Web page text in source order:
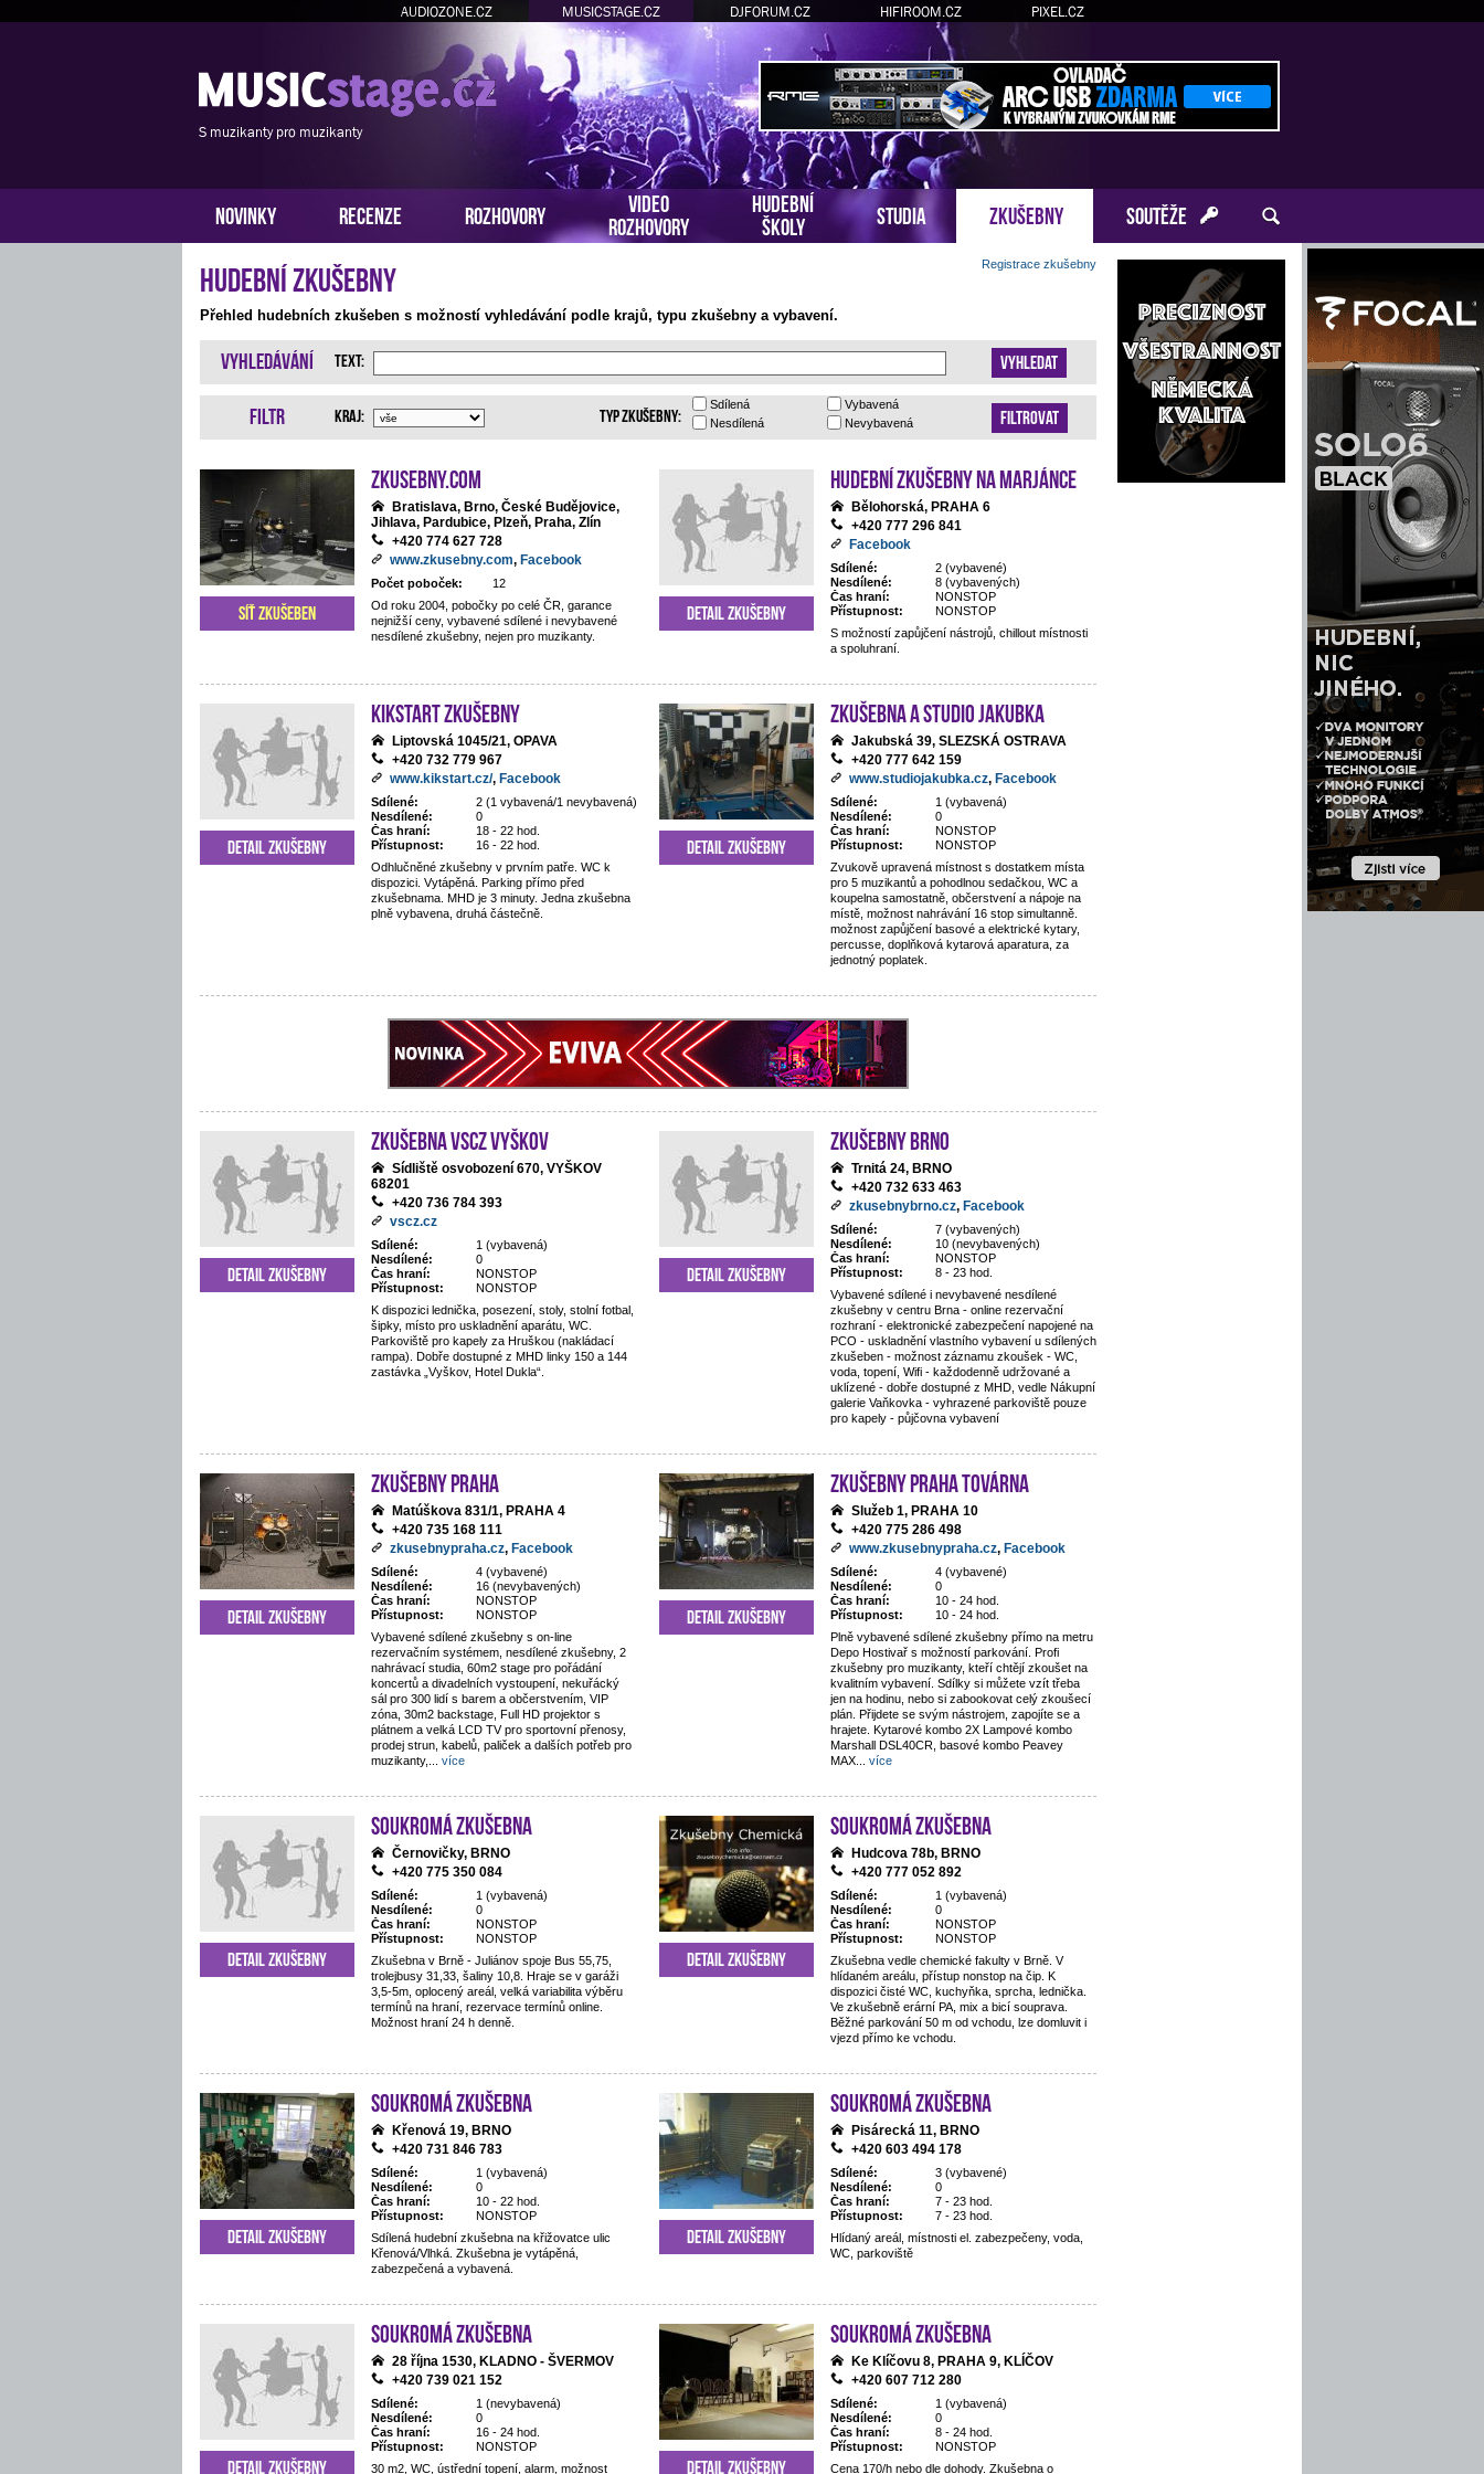
AUDIOZONE.CZ MUSICSTAGE.CZ DJFORUM.CZ HIFIROOM.CZ PIXEL.CZ
S muzikanty pro muzikanty
NOVINKY RECENZE ROZHOVORY
VIDEO
ROZHOVORY
HUDEBNÍ
ŠKOLY
STUDIA ZKUŠEBNY SOUTĚŽE
Hudební zkušebny Registrace zkušebny
Přehled hudebních zkušeben s možností vyhledávání podle krajů, typu zkušebny a vybavení.
Vyhledávání Vyhledat
Text:
Filtr Filtrovat
Kraj:
Vybavená
Nevybavená
Sdílená
Nesdílená
Typ zkušebny:
Zkusebny.com
Bratislava, Brno, České Budějovice,
Jihlava, Pardubice, Plzeň, Praha, Zlín
+420 774 627 728
www.zkusebny.com, Facebook
Počet poboček:
12
Od roku 2004, pobočky po celé ČR, garance
nejnižší ceny, vybavené sdílené i nevybavené
nesdílené zkušebny, nejen pro muzikanty.
Síť zkušeben
Hudební zkušebny Na Marjánce
Bělohorská, PRAHA 6
+420 777 296 841
Facebook
Sdílené:
2 (vybavené)
Nesdílené:
8 (vybavených)
Čas hraní:
NONSTOP
Přístupnost:
NONSTOP
S možností zapůjčení nástrojů, chillout místnosti
a spoluhraní.
Detail zkušebny
Kikstart zkušebny
Liptovská 1045/21, OPAVA
+420 732 779 967
www.kikstart.cz/, Facebook
Sdílené:
2 (1 vybavená/1 nevybavená)
Nesdílené:
0
Čas hraní:
18 - 22 hod.
Přístupnost:
16 - 22 hod.
Odhlučněné zkušebny v prvním patře. WC k
dispozici. Vytápěná. Parking přímo před
zkušebnama. MHD je 3 minuty. Jedna zkušebna
plně vybavena, druhá částečně.
Detail zkušebny
Zkušebna a studio Jakubka
Jakubská 39, SLEZSKÁ OSTRAVA
+420 777 642 159
www.studiojakubka.cz, Facebook
Sdílené:
1 (vybavená)
Nesdílené:
0
Čas hraní:
NONSTOP
Přístupnost:
NONSTOP
Zvukově upravená místnost s dostatkem místa
pro 5 muzikantů a pohodlnou sedačkou, WC a
koupelna samostatně, občerstvení a nápoje na
místě, možnost nahrávání 16 stop simultanně.
možnost zapůjčení basové a elektrické kytary,
percusse, doplňková kytarová aparatura, za
jednotný poplatek.
Detail zkušebny
Zkušebna VSCZ Vyškov
Sídliště osvobození 670, VYŠKOV
68201
+420 736 784 393
vscz.cz
Sdílené:
1 (vybavená)
Nesdílené:
0
Čas hraní:
NONSTOP
Přístupnost:
NONSTOP
K dispozici lednička, posezení, stoly, stolní fotbal,
šipky, místo pro uskladnění aparátu, WC.
Parkoviště pro kapely za Hruškou (nakládací
rampa). Dobře dostupné z MHD linky 150 a 144
zastávka „Vyškov, Hotel Dukla“.
Detail zkušebny
Zkušebny Brno
Trnitá 24, BRNO
+420 732 633 463
zkusebnybrno.cz, Facebook
Sdílené:
7 (vybavených)
Nesdílené:
10 (nevybavených)
Čas hraní:
NONSTOP
Přístupnost:
8 - 23 hod.
Vybavené sdílené i nevybavené nesdílené
zkušebny v centru Brna - online rezervační
rozhraní - elektronické zabezpečení napojené na
PCO - uskladnění vlastního vybavení u sdílených
zkušeben - možnost záznamu zkoušek - WC,
voda, topení, Wifi - každodenně udržované a
uklízené - dobře dostupné z MHD, vedle Nákupní
galerie Vaňkovka - vyhrazené parkoviště pouze
pro kapely - půjčovna vybavení
Detail zkušebny
Zkušebny Praha
Matúškova 831/1, PRAHA 4
+420 735 168 111
zkusebnypraha.cz, Facebook
Sdílené:
4 (vybavené)
Nesdílené:
16 (nevybavených)
Čas hraní:
NONSTOP
Přístupnost:
NONSTOP
Vybavené sdílené zkušebny s on-line
rezervačním systémem, nesdílené zkušebny, 2
nahrávací studia, 60m2 stage pro pořádání
koncertů a divadelních vystoupení, nekuřácký
sál pro 300 lidí s barem a občerstvením, VIP
zóna, 30m2 backstage, Full HD projektor s
plátnem a velká LCD TV pro sportovní přenosy,
prodej strun, kabelů, paliček a dalších potřeb pro
muzikanty,
více
Detail zkušebny
Zkušebny Praha Továrna
Služeb 1, PRAHA 10
+420 775 286 498
www.zkusebnypraha.cz, Facebook
Sdílené:
4 (vybavené)
Nesdílené:
0
Čas hraní:
10 - 24 hod.
Přístupnost:
10 - 24 hod.
Plně vybavené sdílené zkušebny přímo na metru
Depo Hostivař s možností parkování. Profi
zkušebny pro muzikanty, kteří chtějí zkoušet na
kvalitním vybavení. Sdílky si můžete vzít třeba
jen na hodinu, nebo si zabookovat celý zkoušecí
plán. Přijdete se svým nástrojem, zapojíte se a
hrajete. Kytarové kombo 2X Lampové kombo
Marshall DSL40CR, basové kombo Peavey
MAX
více
Detail zkušebny
Soukromá zkušebna
Černovičky, BRNO
+420 775 350 084
Sdílené:
1 (vybavená)
Nesdílené:
0
Čas hraní:
NONSTOP
Přístupnost:
NONSTOP
Zkušebna v Brně - Juliánov spoje Bus 55,75,
trolejbusy 31,33, šaliny 10,8. Hraje se v garáži
3,5-5m, oplocený areál, velká variabilita výběru
termínů na hraní, rezervace termínů online.
Možnost hraní 24 h denně.
Detail zkušebny
Soukromá zkušebna
Hudcova 78b, BRNO
+420 777 052 892
Sdílené:
1 (vybavená)
Nesdílené:
0
Čas hraní:
NONSTOP
Přístupnost:
NONSTOP
Zkušebna vedle chemické fakulty v Brně. V
hlídaném areálu, přístup nonstop na čip. K
dispozici čisté WC, kuchyňka, sprcha, lednička.
Ve zkušebně erární PA, mix a bicí souprava.
Běžné parkování 50 m od vchodu, lze domluvit i
vjezd přímo ke vchodu.
Detail zkušebny
Soukromá zkušebna
Křenová 19, BRNO
+420 731 846 783
Sdílené:
1 (vybavená)
Nesdílené:
0
Čas hraní:
10 - 22 hod.
Přístupnost:
NONSTOP
Sdílená hudební zkušebna na křižovatce ulic
Křenová/Vlhká. Zkušebna je vytápěná,
zabezpečená a vybavená.
Detail zkušebny
Soukromá zkušebna
Pisárecká 11, BRNO
+420 603 494 178
Sdílené:
3 (vybavené)
Nesdílené:
0
Čas hraní:
7 - 23 hod.
Přístupnost:
7 - 23 hod.
Hlídaný areál, místnosti el. zabezpečeny, voda,
WC, parkoviště
Detail zkušebny
Soukromá zkušebna
28 října 1530, KLADNO - ŠVERMOV
+420 739 021 152
Sdílené:
1 (nevybavená)
Nesdílené:
0
Čas hraní:
16 - 24 hod.
Přístupnost:
NONSTOP
30 m2, WC, ústřední topení, alarm, možnost
Detail zkušebny
Soukromá zkušebna
Ke Klíčovu 8, PRAHA 9, KLÍČOV
+420 607 712 280
Sdílené:
1 (vybavená)
Nesdílené:
0
Čas hraní:
8 - 24 hod.
Přístupnost:
NONSTOP
Cena 170/h nebo dle dohody. Zkušebna o
Detail zkušebny